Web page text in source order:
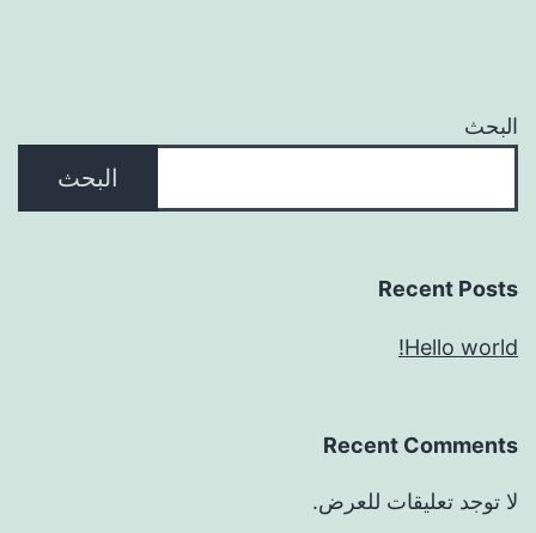
البحث
البحث
Recent Posts
Hello world!
Recent Comments
لا توجد تعليقات للعرض.